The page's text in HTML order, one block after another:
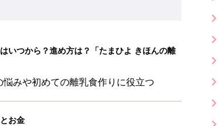
いつから？進め方は？「たまひよ きほんの離
悩みや初めての離乳食作りに役立つ
お金